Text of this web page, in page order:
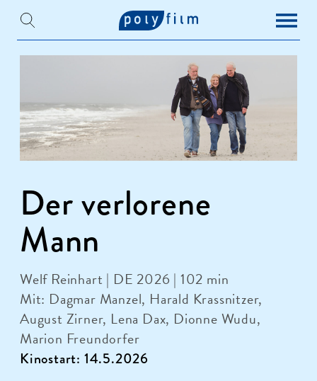
Der verlorene
Mann
Welf Reinhart | DE 2026 | 102 min
Mit: Dagmar Manzel, Harald Krassnitzer,
August Zirner, Lena Dax, Dionne Wudu,
Marion Freundorfer
Kinostart: 14.5.2026